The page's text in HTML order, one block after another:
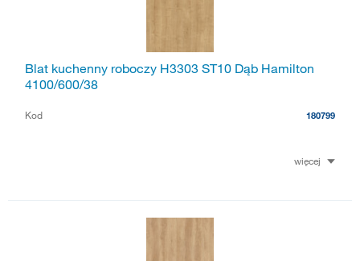
Blat kuchenny roboczy H3303 ST10 Dąb Hamilton
4100/600/38
Kod 180799
więcej